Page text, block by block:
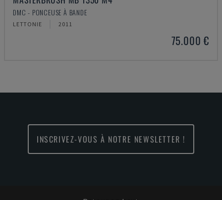
DMC - PONCEUSE À BANDE
LETTONIE 2011
75.000 €
INSCRIVEZ-VOUS À NOTRE NEWSLETTER !